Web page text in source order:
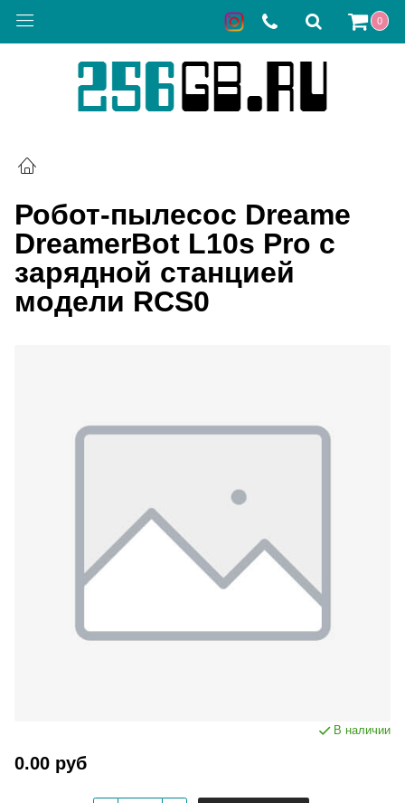
0
Робот-пылесос Dreame
DreamerBot L10s Pro с
зарядной станцией
модели RCS0
В наличии
0.00 руб